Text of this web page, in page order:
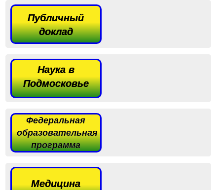
Публичный
доклад
Наука в
Подмосковье
Федеральная
образовательная
программа
Медицина